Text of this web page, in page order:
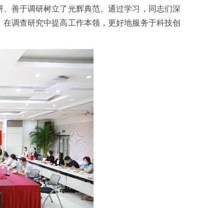
善于调研树立了光辉典范。通过学习，同志们深
调查研究中提高工作本领，更好地服务于科技创